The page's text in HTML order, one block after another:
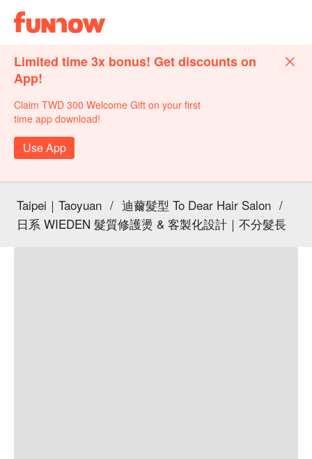
Limited time 3x bonus! Get discounts on
App!
Claim TWD 300 Welcome Gift on your first
time app download!
Use App
Taipei｜Taoyuan / 迪薾髮型 To Dear Hair Salon /
日系 WIEDEN 髮質修護燙 & 客製化設計｜不分髮長